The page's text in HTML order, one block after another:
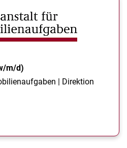
m/d)
| Direktion